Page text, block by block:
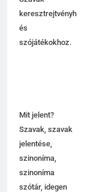
keresztrejtvényhez
és
szójátékokhoz.
Mit jelent?
Szavak, szavak
jelentése,
szinoníma,
szinoníma
szótár, idegen